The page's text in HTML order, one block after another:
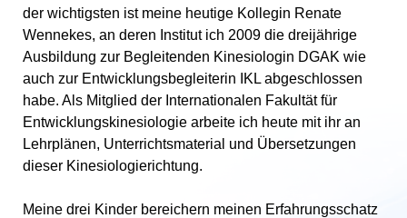
der wichtigsten ist meine heutige Kollegin Renate
Wennekes, an deren Institut ich 2009 die dreijährige
Ausbildung zur Begleitenden Kinesiologin DGAK wie
auch zur Entwicklungsbegleiterin IKL abgeschlossen
habe. Als Mitglied der Internationalen Fakultät für
Entwicklungskinesiologie arbeite ich heute mit ihr an
Lehrplänen, Unterrichtsmaterial und Übersetzungen
dieser Kinesiologierichtung.
Meine drei Kinder bereichern meinen Erfahrungsschatz